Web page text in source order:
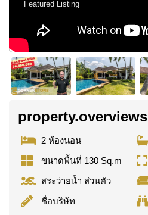
Featured Listing
property.overviews
2 ห้องนอน
ขนาดพื้นที่ 130 Sq.m
สระว่ายน้ำ ส่วนตัว
ชื่อบริษัท